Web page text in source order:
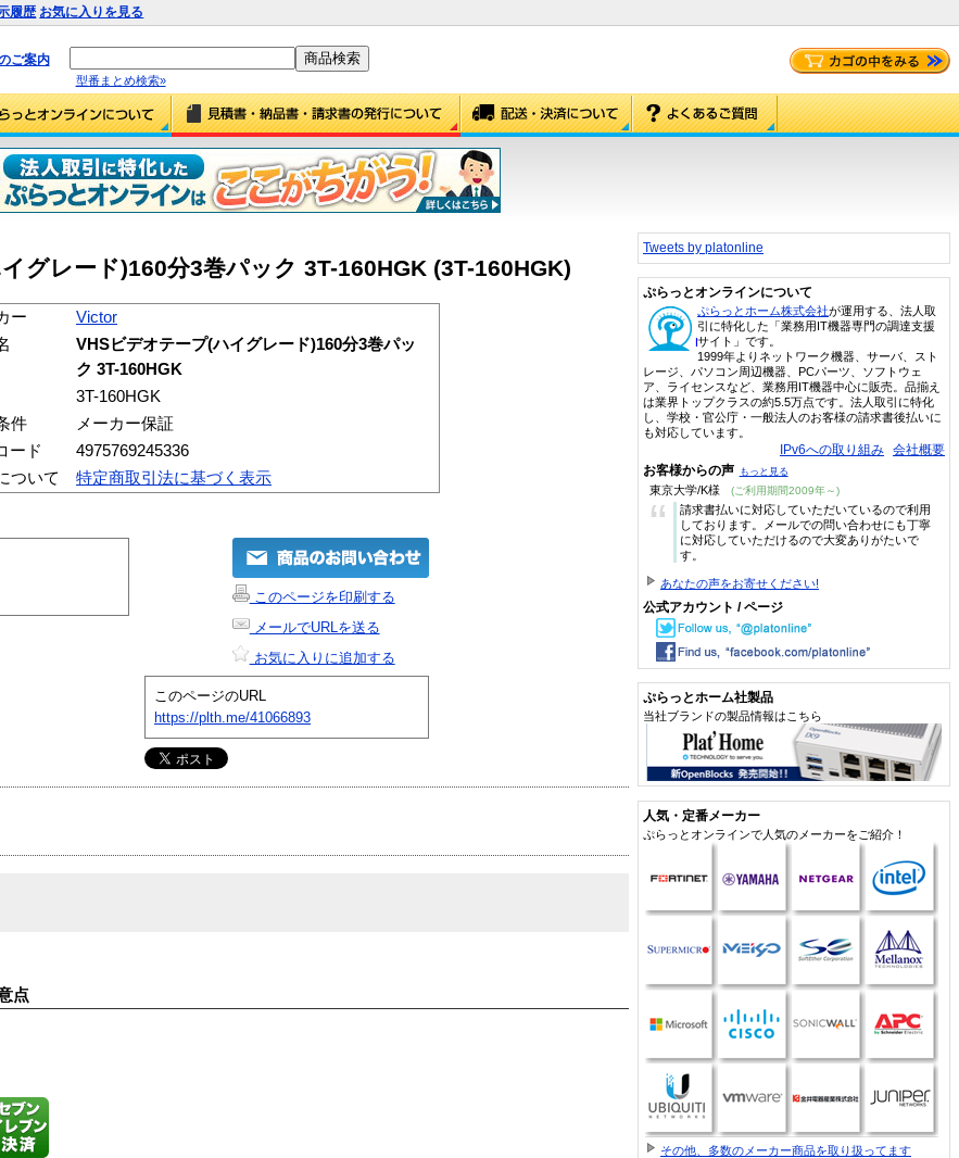
履歴 お気に入りを見る
ご案内
型番まとめ検索»
グレード)160分3巻パック 3T-160HGK (3T-160HGK)
ー
Victor
VHSビデオテープ(ハイグレード)160分3巻パッ
ク 3T-160HGK
3T-160HGK
件
メーカー保証
ード
4975769245336
ついて
特定商取引法に基づく表示
このページを印刷する
メールでURLを送る
お気に入りに追加する
このページのURL
https://plth.me/41066893
点
Tweets by platonline
ぷらっとオンラインについて
ぷらっとホーム株式会社が運用する、法人取
引に特化した「業務用IT機器専門の調達支援
サイト」です。
1999年よりネットワーク機器、サーバ、スト
レージ、パソコン周辺機器、PCパーツ、ソフトウェ
ア、ライセンスなど、業務用IT機器中心に販売。品揃え
は業界トップクラスの約5.5万点です。法人取引に特化
し、学校・官公庁・一般法人のお客様の請求書後払いに
も対応しています。
IPv6への取り組み 会社概要
お客様からの声 もっと見る
東京大学/K様 (ご利用期間2009年～)
“
請求書払いに対応していただいているので利用
しております。メールでの問い合わせにも丁寧
に対応していただけるので大変ありがたいで
す。
あなたの声をお寄せください!
公式アカウント / ページ
ぷらっとホーム社製品
当社ブランドの製品情報はこちら
人気・定番メーカー
ぷらっとオンラインで人気のメーカーをご紹介！
その他、多数のメーカー商品を取り扱ってます